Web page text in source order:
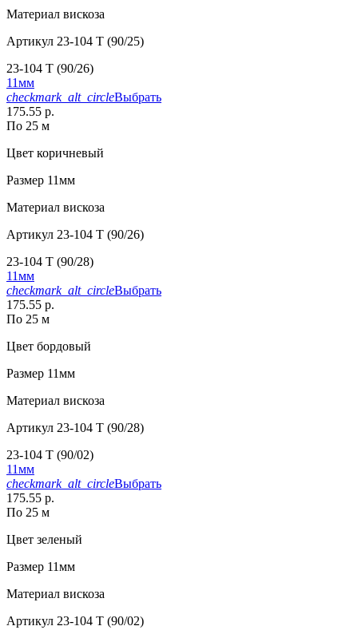
Материал вискоза
Артикул 23-104 T (90/25)
23-104 T (90/26)
11мм
checkmark_alt_circleВыбрать
175.55 р.
По 25 м
Цвет коричневый
Размер 11мм
Материал вискоза
Артикул 23-104 T (90/26)
23-104 T (90/28)
11мм
checkmark_alt_circleВыбрать
175.55 р.
По 25 м
Цвет бордовый
Размер 11мм
Материал вискоза
Артикул 23-104 T (90/28)
23-104 T (90/02)
11мм
checkmark_alt_circleВыбрать
175.55 р.
По 25 м
Цвет зеленый
Размер 11мм
Материал вискоза
Артикул 23-104 T (90/02)